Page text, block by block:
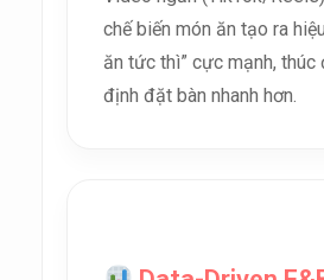
chế biến món ăn tạo ra
ăn tức thì” cực mạnh, thúc
định đặt bàn nhanh hơn.